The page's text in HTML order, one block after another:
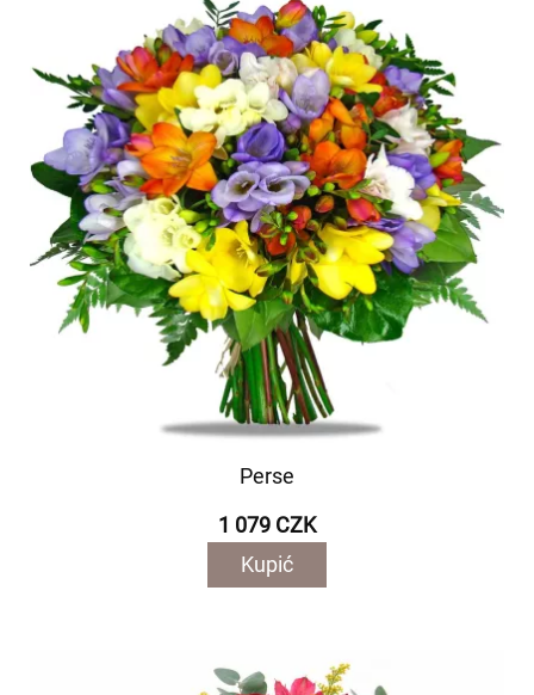
Perse
1 079 CZK
Kupić